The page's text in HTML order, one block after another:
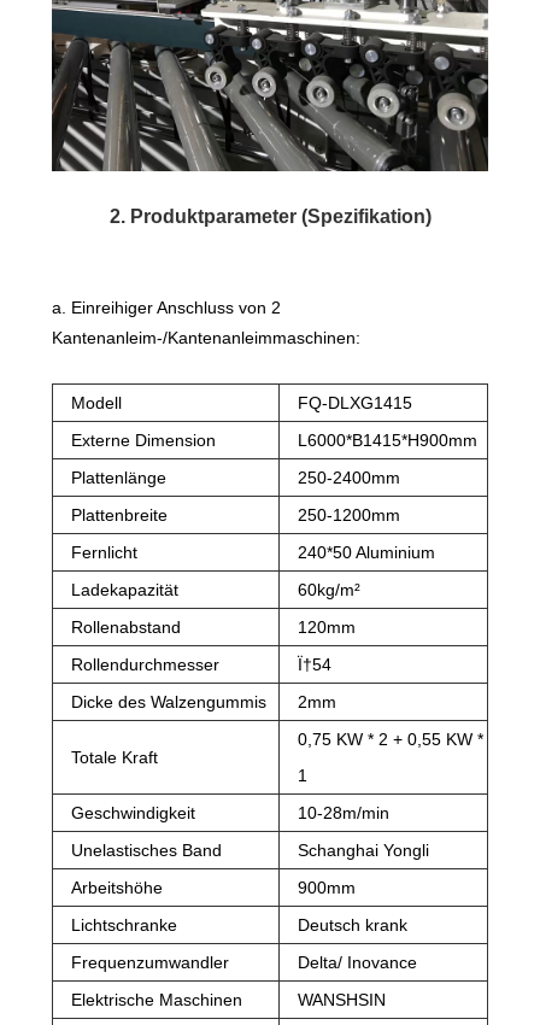
2. Produktparameter (Spezifikation)
a. Einreihiger Anschluss von 2
Kantenanleim-/Kantenanleimmaschinen:
Modell
FQ-DLXG1415
Externe Dimension
L6000*B1415*H900mm
Plattenlänge
250-2400mm
Plattenbreite
250-1200mm
Fernlicht
240*50 Aluminium
Ladekapazität
60kg/m²
Rollenabstand
120mm
Rollendurchmesser
Ï†54
Dicke des Walzengummis
2mm
Totale Kraft
0,75 KW * 2 + 0,55 KW *
1
Geschwindigkeit
10-28m/min
Unelastisches Band
Schanghai Yongli
Arbeitshöhe
900mm
Lichtschranke
Deutsch krank
Frequenzumwandler
Delta/ Inovance
Elektrische Maschinen
WANSHSIN